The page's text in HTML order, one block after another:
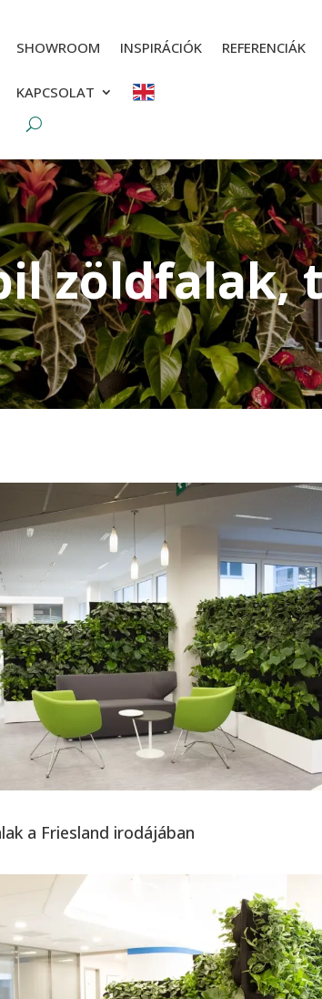
SHOWROOM INSPIRÁCIÓK REFERENCIÁK
KAPCSOLAT
zöldfalak,
a Friesland irodájában